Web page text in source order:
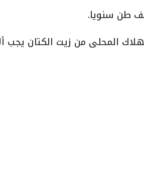
المحلى من زيت الكتان يجب